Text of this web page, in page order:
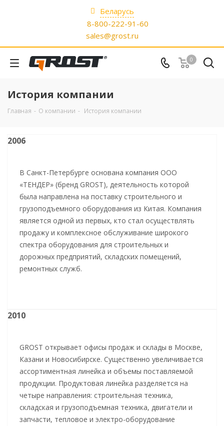
Беларусь
8-800-222-91-60
sales@grost.ru
0
История компании
Главная - О компании - История компании
2006
В Санкт-Петербурге основана компания ООО
«ТЕНДЕР» (бренд GROST), деятельность которой
была направлена на поставку строительного и
грузоподъемного оборудования из Китая. Компания
является одной из первых, кто стал осуществлять
продажу и комплексное обслуживание широкого
спектра оборудования для строительных и
дорожных предприятий, складских помещений,
ремонтных служб.
2010
GROST открывает офисы продаж и склады в Москве,
Казани и Новосибирске. Существенно увеличивается
ассортиментная линейка и объемы поставляемой
продукции. Продуктовая линейка разделяется на
четыре направления: строительная техника,
складская и грузоподъемная техника, двигатели и
запчасти, тепловое и электро-оборудование